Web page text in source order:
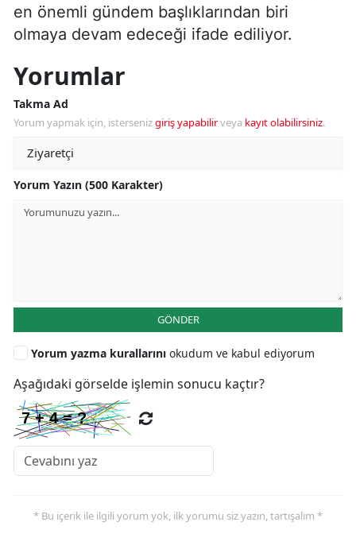
en önemli gündem başlıklarından biri
olmaya devam edeceği ifade ediliyor.
Yorumlar
Takma Ad
Yorum yapmak için, istersenizgiriş yapabilirveya kayıt olabilirsiniz.
Yorum Yazın (500 Karakter)
GÖNDER
Yorum yazma kurallarını okudum ve kabul ediyorum
Aşağıdaki görselde işlemin sonucu kaçtır?
* Bu içerik ile ilgili yorum yok, ilk yorumu siz yazın, tartışalım *